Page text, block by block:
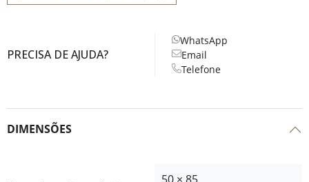
PRECISA DE AJUDA?
WhatsApp
Email
Telefone
DIMENSÕES